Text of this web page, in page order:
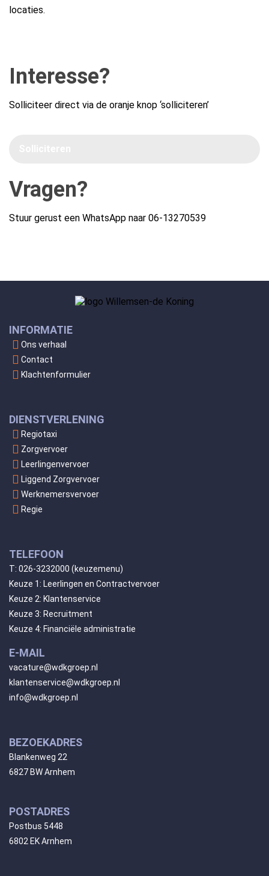
locaties.
Interesse?
Solliciteer direct via de oranje knop ‘solliciteren’
Vragen?
Stuur gerust een WhatsApp naar 06-13270539
INFORMATIE
Ons verhaal
Contact
Klachtenformulier
DIENSTVERLENING
Regiotaxi
Zorgvervoer
Leerlingenvervoer
Liggend Zorgvervoer
Werknemersvervoer
Regie
TELEFOON
T: 026-3232000 (keuzemenu)
Keuze 1: Leerlingen en Contractvervoer
Keuze 2: Klantenservice
Keuze 3: Recruitment
Keuze 4: Financiële administratie
E-MAIL
vacature@wdkgroep.nl
klantenservice@wdkgroep.nl
info@wdkgroep.nl
BEZOEKADRES
Blankenweg 22
6827 BW Arnhem
POSTADRES
Postbus 5448
6802 EK Arnhem